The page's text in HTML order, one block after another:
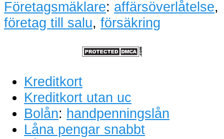
Företagsmäklare: affärsöverlåtelse,
företag till salu, försäkring
Kreditkort
Kreditkort utan uc
Bolån: handpenningslån
Låna pengar snabbt